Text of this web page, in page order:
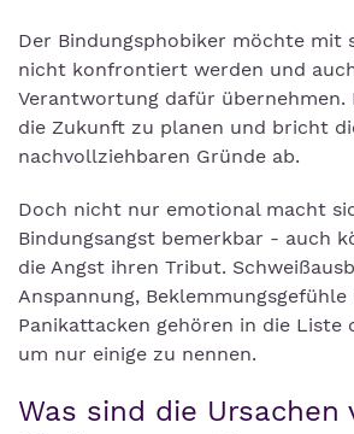
Der Bindungsphobiker möchte mit
nicht konfrontiert werden und
Verantwortung dafür übernehmen.
die Zukunft zu planen und bricht
nachvollziehbaren Gründe ab.
Doch nicht nur emotional macht
Bindungsangst bemerkbar - auch
die Angst ihren Tribut.
Anspannung, Beklemmungsgefühle
Panikattacken gehören in die Liste
um nur einige zu nennen.
Was sind die Ursachen